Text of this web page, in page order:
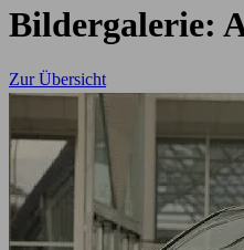
Bildergalerie:
Zur Übersicht